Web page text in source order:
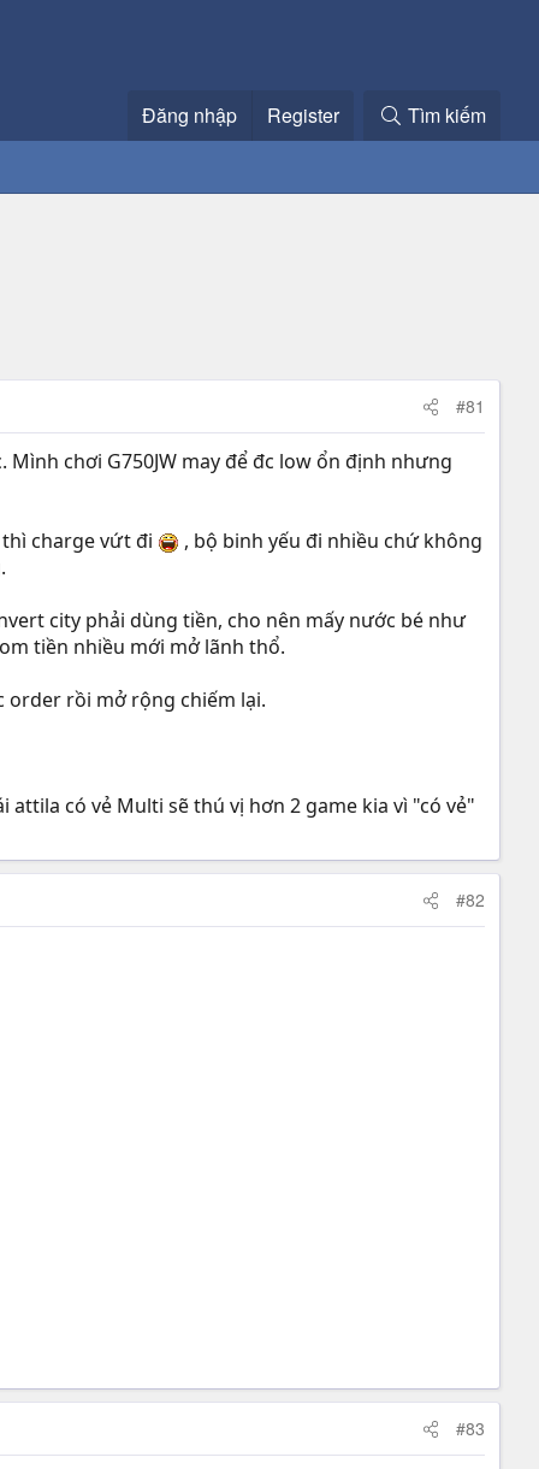
Đăng nhập Register Tìm kiếm
#81
chơi G750JW may để đc low ổn định nhưng
charge vứt đi
, bộ binh yếu đi nhiều chứ không
city phải dùng tiền, cho nên mấy nước bé như
tiền nhiều mới mở lãnh thổ.
order rồi mở rộng chiếm lại.
attila có vẻ Multi sẽ thú vị hơn 2 game kia vì "có vẻ"
#82
#83